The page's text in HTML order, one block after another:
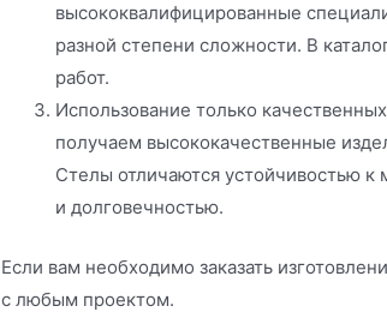
высококвалифицированные
разной степени сложности. В
работ.
Использование только
получаем высококачественные
Стелы отличаются устойчивостью
и долговечностью.
Если вам необходимо заказать
с любым проектом.